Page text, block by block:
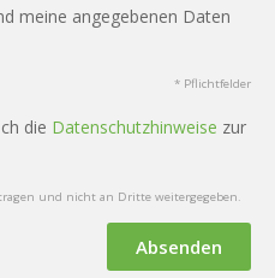
meine angegebenen Daten
* Pflichtfelder
die Datenschutzhinweise zur
und nicht an Dritte weitergegeben.
Absenden